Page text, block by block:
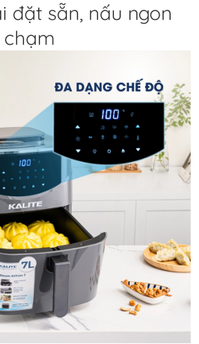
đặt sẵn, nấu ngon
chạm